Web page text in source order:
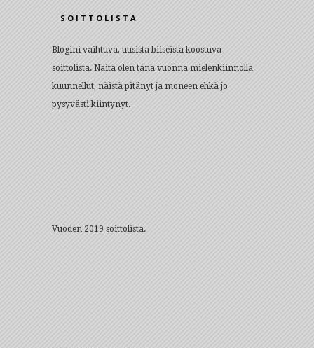
SOITTOLISTA
Blogini vaihtuva, uusista biiseistä koostuva
soittolista. Näitä olen tänä vuonna mielenkiinnolla
kuunnellut, näistä pitänyt ja moneen ehkä jo
pysyvästi kiintynyt.
Vuoden 2019 soittolista.